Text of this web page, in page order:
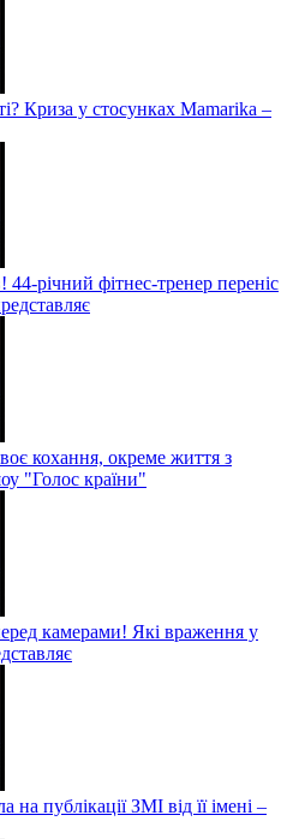
Криза у стосунках Mamarika –
річний фітнес-тренер переніс
кохання, окреме життя з
"Голос країни"
камерами! Які враження у
публікації ЗМІ від її імені –